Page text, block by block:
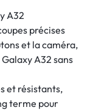
A32
précises
et la caméra,
A32 sans
et résistants,
terme pour